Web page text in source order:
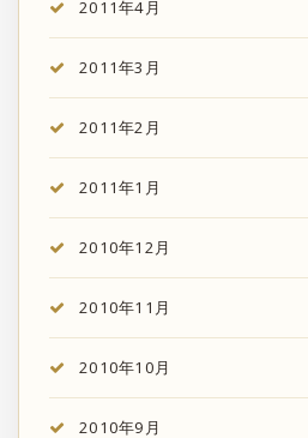
2011年4月
2011年3月
2011年2月
2011年1月
2010年12月
2010年11月
2010年10月
2010年9月